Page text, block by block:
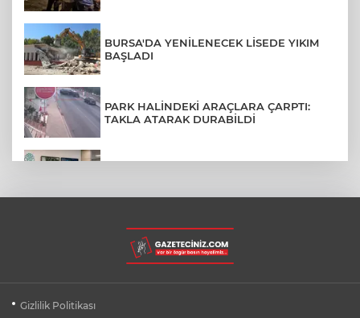
BURSA'DA YENİLENECEK LİSEDE YIKIM
BAŞLADI
PARK HALİNDEKİ ARAÇLARA ÇARPTI:
TAKLA ATARAK DURABİLDİ
BURSA'DA KIRSAL MAHALLE
YOLLARINDA KORFOR ARTIYOR
Gizlilik Politikası